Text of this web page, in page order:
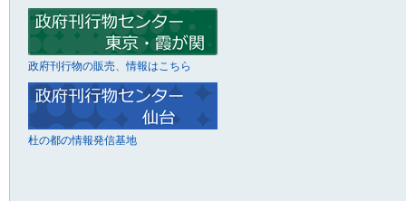
政府刊行物の販売、情報はこちら
杜の都の情報発信基地